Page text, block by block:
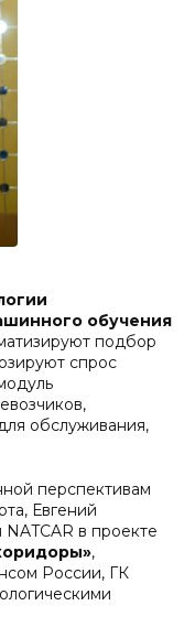
обучения
подбор
спрос
обслуживания,
перспективам
Евгений
в проекте
,
России, ГК